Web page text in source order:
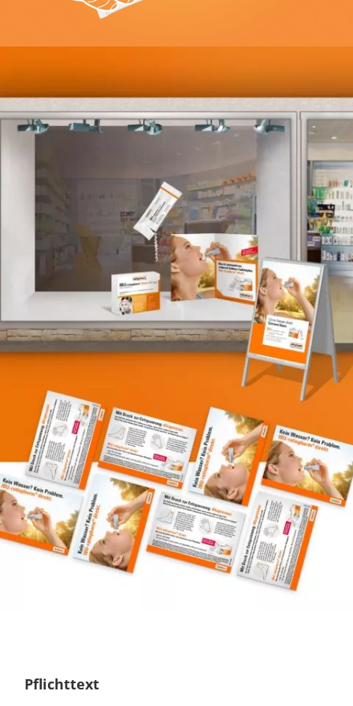
Pflichttext